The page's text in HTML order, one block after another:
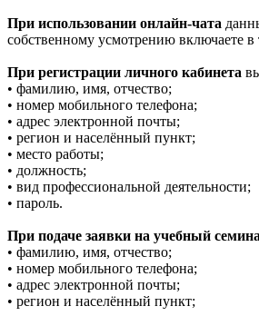
При использовании онлайн-чата
собственному усмотрению включаете в
При регистрации личного кабинета
• фамилию, имя, отчество;
• номер мобильного телефона;
• адрес электронной почты;
• регион и населённый пункт;
• место работы;
• должность;
• вид профессиональной деятельности;
• пароль.
При подаче заявки на учебный
• фамилию, имя, отчество;
• номер мобильного телефона;
• адрес электронной почты;
• регион и населённый пункт;